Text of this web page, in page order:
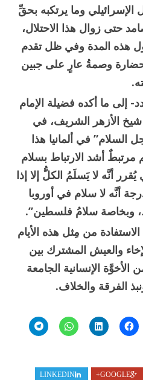
وما ‏يرتكبه بحقِّ
حتى زوال هذا الاحتلال،
هذه المدة ‏وفي ظل تقدم
وصمةُ عارٍ على جبين
إلى ما أكده فضيلة الإمام
الأزهر الشريف، في
السلام” في ألمانيا هذا
أشد الارتباط بسلام
‏أنَّه لا يَسلَمُ الكلُّ إلا إذا
أنَّه لا سلام في ‏‏أوروبا
وبخاصة سلامُ فلسطين”.
من مِثل هذه الأيام
والعيش المشترك بين
الإنسانية الجامعة
الفرقة والخلاف.‏
GOOGLE+
LINKEDIN